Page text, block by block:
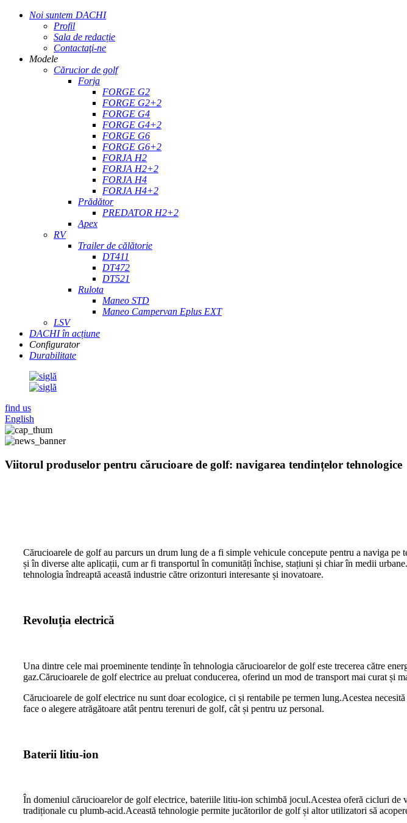
Noi suntem DACHI
Profil
Sala de redacție
Contactaţi-ne
Modele
Cărucior de golf
Forja
FORGE G2
FORGE G2+2
FORGE G4
FORGE G4+2
FORGE G6
FORGE G6+2
FORJA H2
FORJA H2+2
FORJA H4
FORJA H4+2
Prădător
PREDATOR H2+2
Apex
RV
Trailer de călătorie
DT411
DT472
DT521
Rulota
Maneo STD
Maneo Campervan Eplus EXT
LSV
DACHI în acțiune
Configurator
Durabilitate
find us
English
Viitorul produselor pentru cărucioare de golf: navigarea tendințelor tehnologice
Cărucioarele de golf au parcurs un drum lung de a fi simple vehicule concepute pentru a naviga
și în diverse alte aplicații, cum ar fi transportul în comunități închise, stațiuni și chiar în medii
tehnologia îndreaptă această industrie către orizonturi interesante și inovatoare.
Revoluția electrică
Una dintre cele mai proeminente tendințe în tehnologia cărucioarelor de golf este trecerea către
gaz.Cărucioarele de golf electrice au preluat conducerea, oferind un mod de transport mai curat și
Cărucioarele de golf electrice nu sunt doar ecologice, ci și rentabile pe termen lung.Acestea
face o alegere atrăgătoare atât pentru terenuri de golf, cât și pentru uz personal.
Baterii litiu-ion
În domeniul cărucioarelor de golf electrice, bateriile litiu-ion schimbă jocul.Acestea oferă cicluri
tradiționale cu plumb-acid.Această tehnologie permite jucătorilor de golf și altor utilizatori să